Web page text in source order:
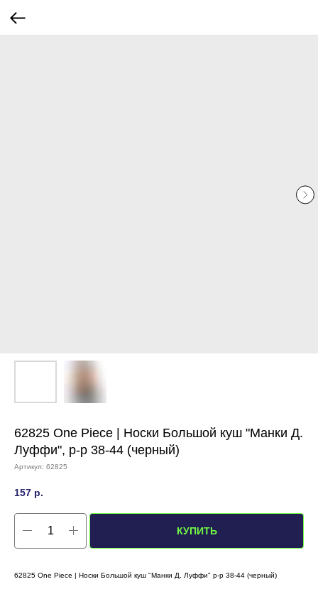
62825 One Piece | Носки Большой куш "Манки Д.
Луффи", р-р 38-44 (черный)
Артикул: 62825
157 р.
КУПИТЬ
62825 One Piece | Носки Большой куш "Манки Д. Луффи" р-р 38-44 (черный)